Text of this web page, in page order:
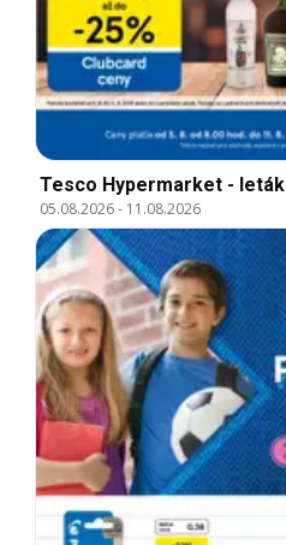
Tesco Hypermarket - leták
05.08.2026- 11.08.2026